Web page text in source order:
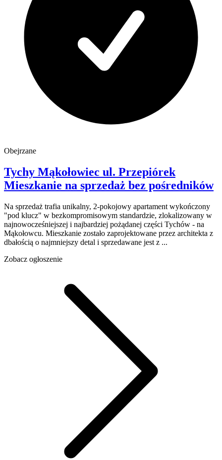
Obejrzane
Tychy Mąkołowiec ul. Przepiórek
Mieszkanie na sprzedaż bez pośredników
Na sprzedaż trafia unikalny, 2-pokojowy apartament wykończony
"pod klucz" w bezkompromisowym standardzie, zlokalizowany w
najnowocześniejszej i najbardziej pożądanej części Tychów - na
Mąkołowcu. Mieszkanie zostało zaprojektowane przez architekta z
dbałością o najmniejszy detal i sprzedawane jest z ...
Zobacz ogłoszenie